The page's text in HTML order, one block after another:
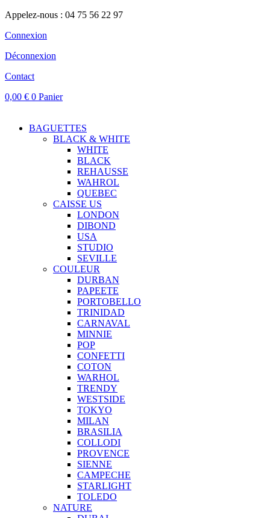
Appelez-nous : 04 75 56 22 97
Connexion
Déconnexion
Contact
0,00 € 0 Panier
BAGUETTES
BLACK & WHITE
WHITE
BLACK
REHAUSSE
WAHROL
QUEBEC
CAISSE US
LONDON
DIBOND
USA
STUDIO
SEVILLE
COULEUR
DURBAN
PAPEETE
PORTOBELLO
TRINIDAD
CARNAVAL
MINNIE
POP
CONFETTI
COTON
WARHOL
TRENDY
WESTSIDE
TOKYO
MILAN
BRASILIA
COLLODI
PROVENCE
SIENNE
CAMPECHE
STARLIGHT
TOLEDO
NATURE